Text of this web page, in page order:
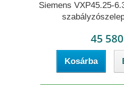
Siemens VXP45.25-
45
Kosárba